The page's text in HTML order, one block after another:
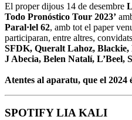
El proper dijous 14 de desembre
Todo Pronóstico Tour 2023’
Paral·lel 62, amb tot el paper
participaran, entre altres,
SFDK, Queralt Lahoz,
J Abecia, Belen Natalí, L’Beel,
Atentes al aparatu, que el 2024
SPOTIFY LIA KALI